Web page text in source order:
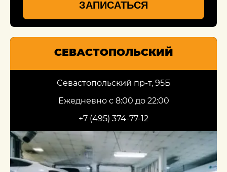
ЗАПИСАТЬСЯ
СЕВАСТОПОЛЬСКИЙ
Севастопольский пр-т, 95Б
Ежедневно с 8:00 до 22:00
+7 (495) 374-77-12